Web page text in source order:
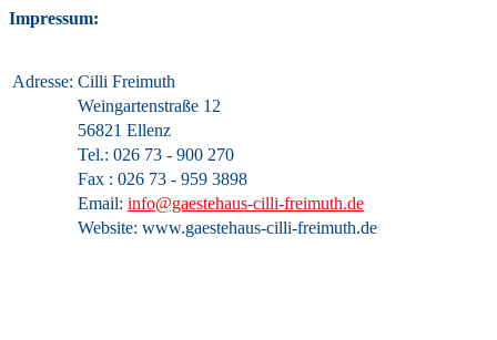
Impressum:
Adresse: Cilli Freimuth
Weingartenstraße 12
56821 Ellenz
Tel.: 026 73 - 900 270
Fax : 026 73 - 959 3898
Email: info@gaestehaus-cilli-freimuth.de
Website: www.gaestehaus-cilli-freimuth.de